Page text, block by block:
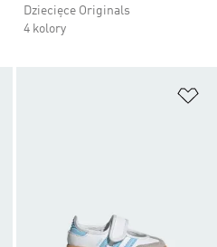
Dziecięce Originals
4 kolory